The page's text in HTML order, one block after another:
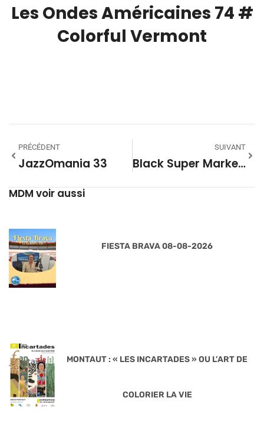
Les Ondes Américaines 74 #
Colorful Vermont
PRÉCÉDENT
JazzOmania 33
SUIVANT
Black Super Market Saison 27 33
MDM voir aussi
FIESTA BRAVA 08-08-2026
MONTAUT : « LES INCARTADES » OU L’ART DE
COLORIER LA VIE